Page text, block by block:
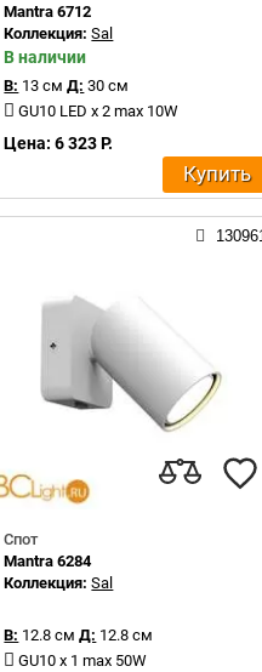
Mantra 6712
Коллекция:Sal
В наличии
В: 13 см Д: 30 см
GU10 LED x 2 max 10W
Цена: 6 323 Р.
Купить
130961
Спот
Mantra 6284
Коллекция:Sal
В: 12.8 см Д: 12.8 см
GU10 x 1 max 50W